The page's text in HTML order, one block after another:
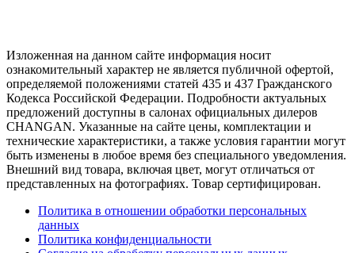
Изложенная на данном сайте информация носит
ознакомительный характер не является публичной офертой,
определяемой положениями статей 435 и 437 Гражданского
Кодекса Российской Федерации. Подробности актуальных
предложений доступны в салонах официальных дилеров
CHANGAN. Указанные на сайте цены, комплектации и
технические характеристики, а также условия гарантии могут
быть изменены в любое время без специального уведомления.
Внешний вид товара, включая цвет, могут отличаться от
представленных на фотографиях. Товар сертифицирован.
Политика в отношении обработки персональных
данных
Политика конфиденциальности